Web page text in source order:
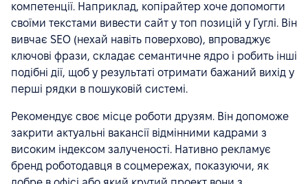
компетенції. Наприклад, копірайтер хоче допомогти
своїми текстами вивести сайт у топ позицій у Гуглі. Він
вивчає SEO (нехай навіть поверхово), впроваджує
ключові фрази, складає семантичне ядро і робить інші
подібні дії, щоб у результаті отримати бажаний вихід у
перші рядки в пошуковій системі.
Рекомендує своє місце роботи друзям. Він допоможе
закрити актуальні вакансії відмінними кадрами з
високим індексом залученості. Нативно рекламує
бренд роботодавця в соцмережах, показуючи, як